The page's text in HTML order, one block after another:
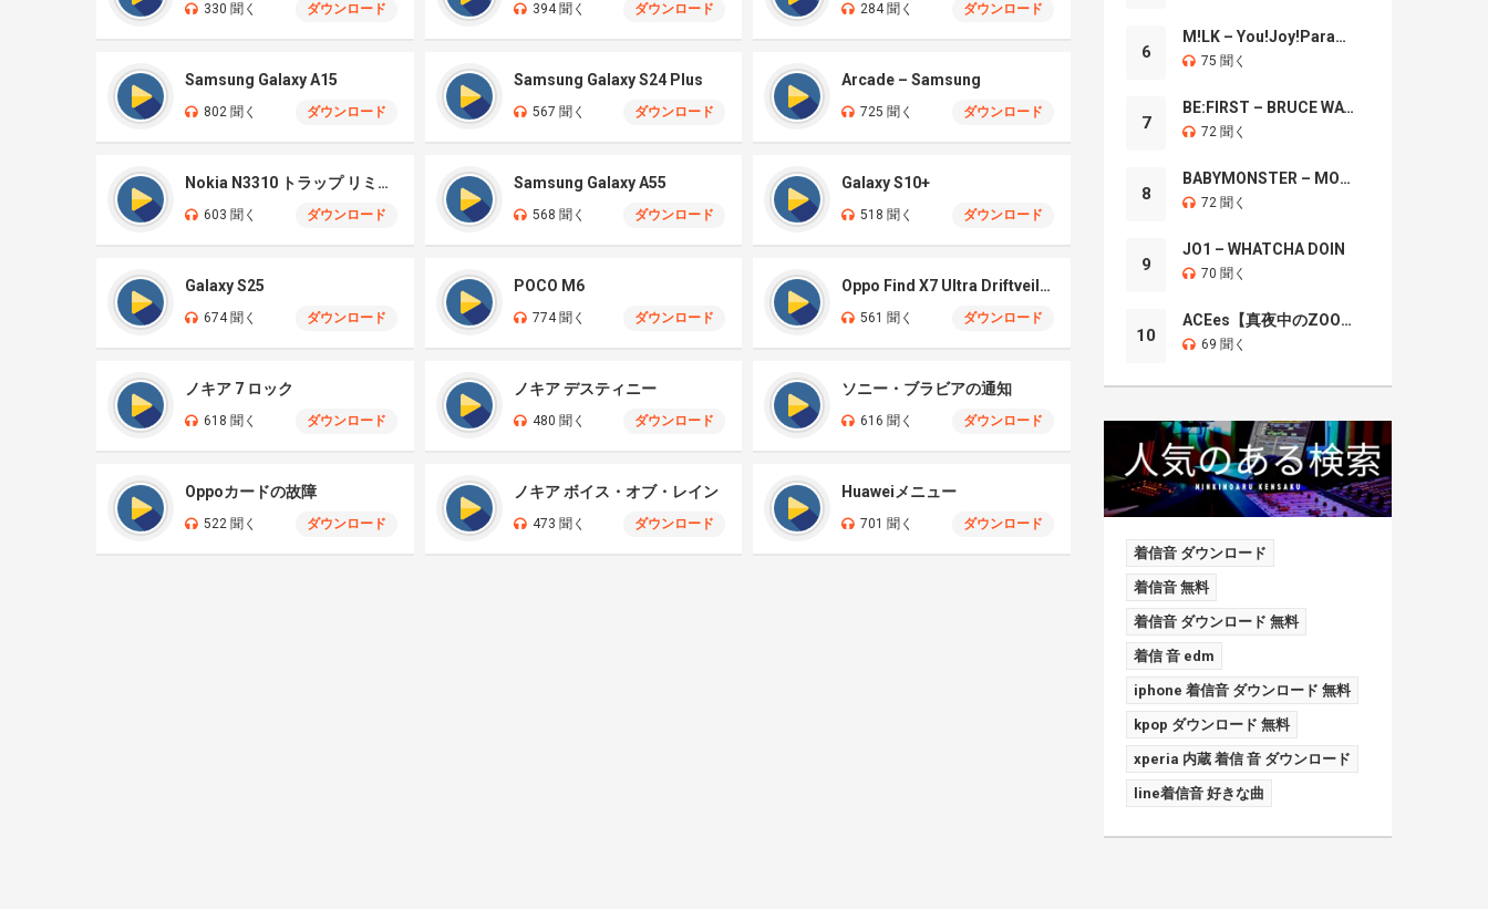
330 聞く ダウンロード 394 聞く ダウンロード 284 聞く ダウンロード
Samsung Galaxy A15
802 聞く ダウンロード
Samsung Galaxy S24 Plus
567 聞く ダウンロード
Arcade – Samsung
725 聞く ダウンロード
Nokia N3310 トラップ リミックス
603 聞く ダウンロード
Samsung Galaxy A55
568 聞く ダウンロード
Galaxy S10+
518 聞く ダウンロード
Galaxy S25
674 聞く ダウンロード
POCO M6
774 聞く ダウンロード
Oppo Find X7 Ultra Driftveil Dancing
561 聞く ダウンロード
ノキア 7 ロック
618 聞く ダウンロード
ノキア デスティニー
480 聞く ダウンロード
ソニー・ブラビアの通知
616 聞く ダウンロード
Oppoカードの故障
522 聞く ダウンロード
ノキア ボイス・オブ・レイン
473 聞く ダウンロード
Huaweiメニュー
701 聞く ダウンロード
6
M!LK – You!Joy!Parade!
75 聞く
7
BE:FIRST – BRUCE WAYNE
72 聞く
8
BABYMONSTER – MOON
72 聞く
9
JO1 – WHATCHA DOIN
70 聞く
10
ACEes【真夜中のZOO】
69 聞く
着信音 ダウンロード
着信音 無料
着信音 ダウンロード 無料
着信 音 edm
iphone 着信音 ダウンロード 無料
kpop ダウンロード 無料
xperia 内蔵 着信 音 ダウンロード
line着信音 好きな曲